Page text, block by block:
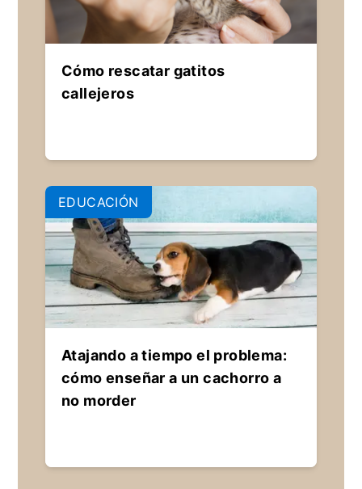
Cómo rescatar gatitos
callejeros
EDUCACIÓN
Atajando a tiempo el problema:
cómo enseñar a un cachorro a
no morder